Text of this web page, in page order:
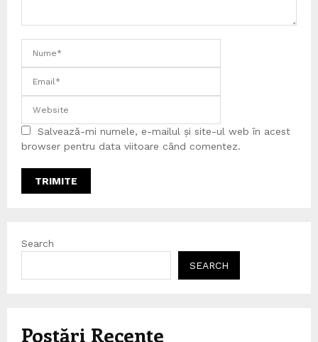
Salvează-mi numele, e-mailul și site-ul web în acest
browser pentru data viitoare când comentez.
Search
SEARCH
Postări Recente